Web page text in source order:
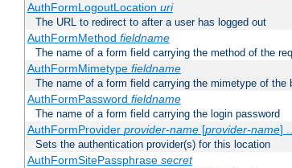
AuthFormLogoutLocation uri
The URL to redirect to after a user has logged out
AuthFormMethod fieldname
The name of a form field carrying the method of the
AuthFormMimetype fieldname
The name of a form field carrying the mimetype of
AuthFormPassword fieldname
The name of a form field carrying the login password
AuthFormProvider provider-name[provider-name]
Sets the authentication provider(s) for this location
AuthFormSitePassphrase secret